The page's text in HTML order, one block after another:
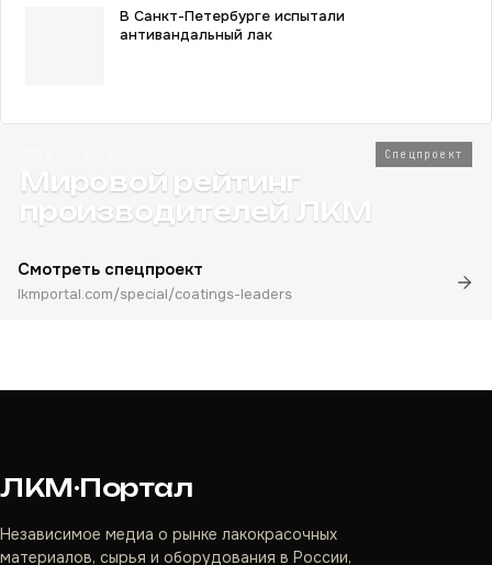
В Санкт-Петербурге испытали
антивандальный лак
Спецпроект
Мировой рейтинг
производителей ЛКМ
Смотреть спецпроект
lkmportal.com/special/coatings-leaders
ЛКМ·Портал
Независимое медиа о рынке лакокрасочных
материалов, сырья и оборудования в России,